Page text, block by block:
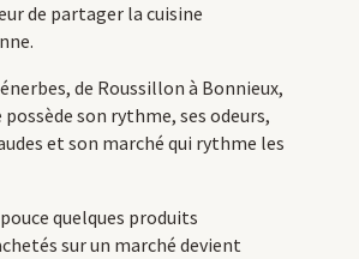
de partager la cuisine
de Roussillon à Bonnieux,
son rythme, ses odeurs,
et son marché qui rythme les
quelques produits
sur un marché devient